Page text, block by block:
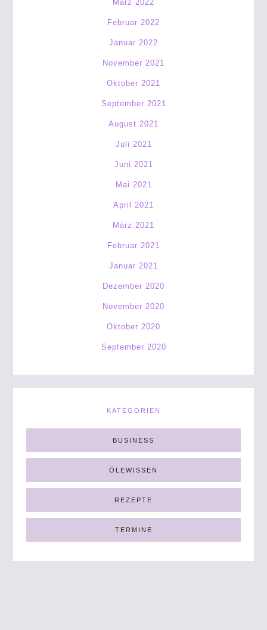
März 2022
Februar 2022
Januar 2022
November 2021
Oktober 2021
September 2021
August 2021
Juli 2021
Juni 2021
Mai 2021
April 2021
März 2021
Februar 2021
Januar 2021
Dezember 2020
November 2020
Oktober 2020
September 2020
KATEGORIEN
BUSINESS
ÖLEWISSEN
REZEPTE
TERMINE